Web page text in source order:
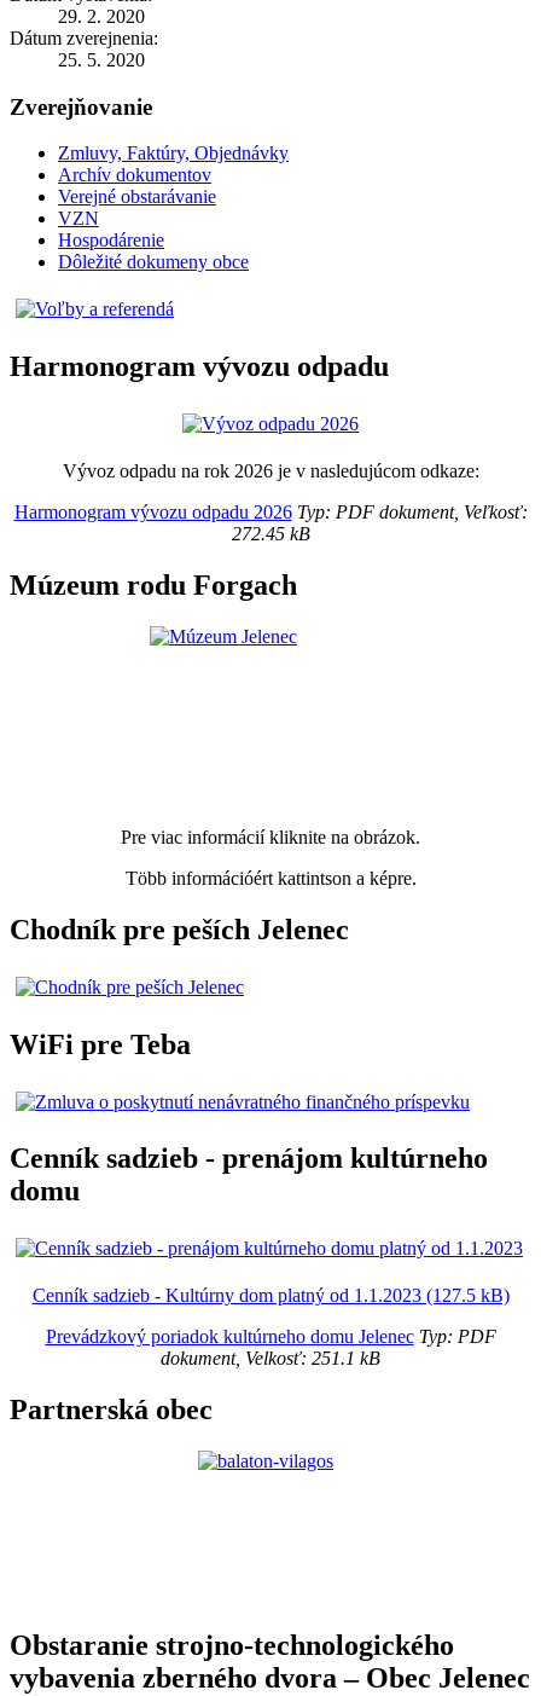
29. 2. 2020
Dátum zverejnenia:
25. 5. 2020
Zverejňovanie
Zmluvy, Faktúry, Objednávky
Archív dokumentov
Verejné obstarávanie
VZN
Hospodárenie
Dôležité dokumeny obce
Harmonogram vývozu odpadu
Vývoz odpadu na rok 2026 je v nasledujúcom odkaze:
Harmonogram vývozu odpadu 2026Typ: PDF dokument, Veľkosť:
272.45 kB
Múzeum rodu Forgach
Pre viac informácií kliknite na obrázok.
Több információért kattintson a képre.
Chodník pre peších Jelenec
WiFi pre Teba
Cenník sadzieb - prenájom kultúrneho
domu
Cenník sadzieb - Kultúrny dom platný od 1.1.2023 (127.5 kB)
Prevádzkový poriadok kultúrneho domu JelenecTyp: PDF
dokument, Velkosť: 251.1 kB
Partnerská obec
Obstaranie strojno-technologického
vybavenia zberného dvora – Obec Jelenec